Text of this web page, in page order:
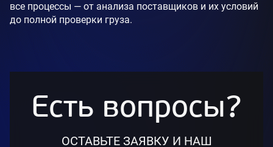
все процессы — от анализа поставщиков и их условий
до полной проверки груза.
Есть вопросы?
ОСТАВЬТЕ ЗАЯВКУ И НАШ